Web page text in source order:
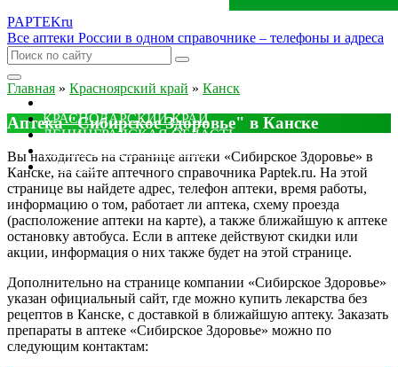
PAPTEKru
Все аптеки России в одном справочнике – телефоны и адреса
КРАСНОДАРСКИЙ КРАЙ
ЛЕНИНГРАДСКАЯ ОБЛАСТЬ
ДРУГИЕ
Главная » Красноярский край » Канск
Аптека "Сибирское Здоровье" в Канске
Вы находитесь на странице аптеки «Сибирское Здоровье» в
Канске, на сайте аптечного справочника Paptek.ru. На этой
странице вы найдете адрес, телефон аптеки, время работы,
информацию о том, работает ли аптека, схему проезда
(расположение аптеки на карте), а также ближайшую к аптеке
остановку автобуса. Если в аптеке действуют скидки или
акции, информация о них также будет на этой странице.
Дополнительно на странице компании «Сибирское Здоровье»
указан официальный сайт, где можно купить лекарства без
рецептов в Канске, с доставкой в ближайшую аптеку. Заказать
препараты в аптеке «Сибирское Здоровье» можно по
следующим контактам: